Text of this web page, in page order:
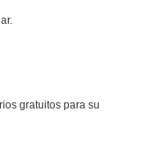
gratuitos para su